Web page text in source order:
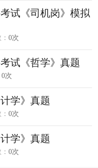
试《司机岗》模拟
0次
试《哲学》真题
0次
学》真题
0次
学》真题
0次